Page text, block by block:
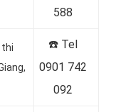
588
thi
☎️ Tel
0901 742
092